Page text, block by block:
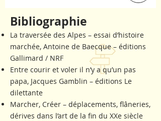
Bibliographie
La traversée des Alpes – essai d’histoire
marchée, Antoine de Baecque – éditions
Gallimard / NRF
Entre courir et voler il n’y a qu’un pas
papa, Jacques Gamblin – éditions Le
dilettante
Marcher, Créer – déplacements, flâneries,
dérives dans l’art de la fin du XXe siècle